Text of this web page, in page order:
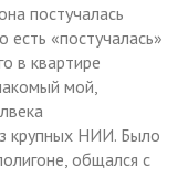
постучалась
«постучалась»
в квартире
мой,
крупных НИИ. Было
общался с